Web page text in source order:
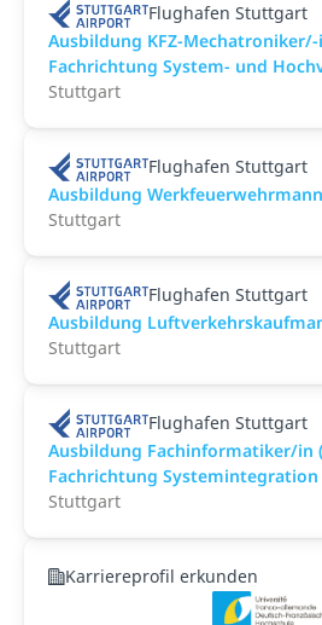
Flughafen Stuttgart
Ausbildung KFZ-
Fachrichtung System- und
Stuttgart
Flughafen Stuttgart
Ausbildung
Stuttgart
Flughafen Stuttgart
Ausbildung
Stuttgart
Flughafen Stuttgart
Ausbildung Fachinformatiker/in
Fachrichtung Systemintegration
Stuttgart
Karriereprofil erkunden